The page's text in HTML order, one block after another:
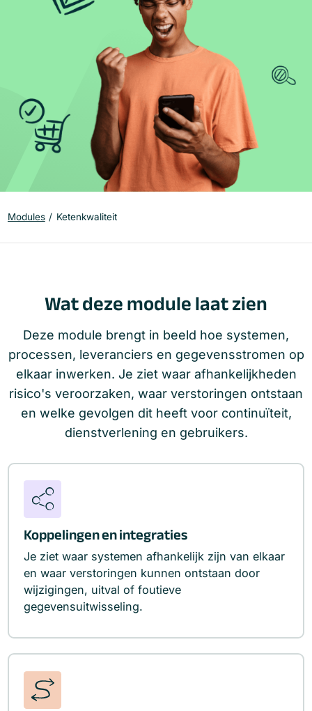
Modules Ketenkwaliteit
Wat deze module laat zien
Deze module brengt in beeld hoe systemen,
processen, leveranciers en gegevensstromen op
elkaar inwerken. Je ziet waar afhankelijkheden
risico's veroorzaken, waar verstoringen ontstaan
en welke gevolgen dit heeft voor continuïteit,
dienstverlening en gebruikers.
Koppelingen en integraties
Je ziet waar systemen afhankelijk zijn van elkaar
en waar verstoringen kunnen ontstaan door
wijzigingen, uitval of foutieve
gegevensuitwisseling.